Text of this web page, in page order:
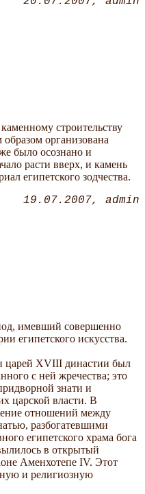
строительству
организована
было осознано и
расти вверх, и камень
египетского зодчества.
19.07.2007 admin
имевший совершенно
египетского искусства.
царей XVIII династии был
с ней жречества; это
знати и
царской власти. В
отношений между
разбогатевшими
египетского храма бога
в открытый
Аменхотепе IV. Этот
и религиозную